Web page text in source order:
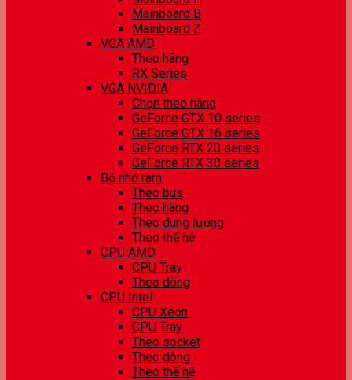
Mainboard B
Mainboard Z
VGA AMD
Theo hãng
RX Series
VGA NVIDIA
Chọn theo hãng
GeForce GTX 10 series
GeForce GTX 16 series
GeForce RTX 20 series
GeForce RTX 30 series
Bộ nhớ ram
Theo bus
Theo hãng
Theo dung lượng
Theo thế hệ
CPU AMD
CPU Tray
Theo dòng
CPU Intel
CPU Xeon
CPU Tray
Theo socket
Theo dòng
Theo thế hệ